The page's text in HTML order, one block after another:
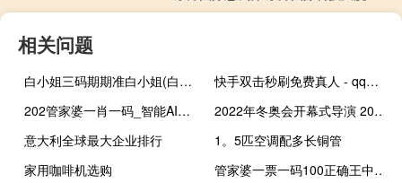
相关问题
白小姐三码期期准白小姐(白小姐三肖三期必出一期一娇)--作答解释落实的民间信仰--V50.18.47
快手双击秒刷免费真人 - qq免费刷空间网
202管家婆一肖一码_智能AI深度解析_百度移动统计版.23.100
2022年冬奥会开幕式导演 2022冬奥会放弃张艺谋
意大利全球最大企业排行
1。5匹空调配多长铜管
家用咖啡机选购
管家婆一票一码100正确王中王##广泛的解读数据对比分析-2599.3D.A517